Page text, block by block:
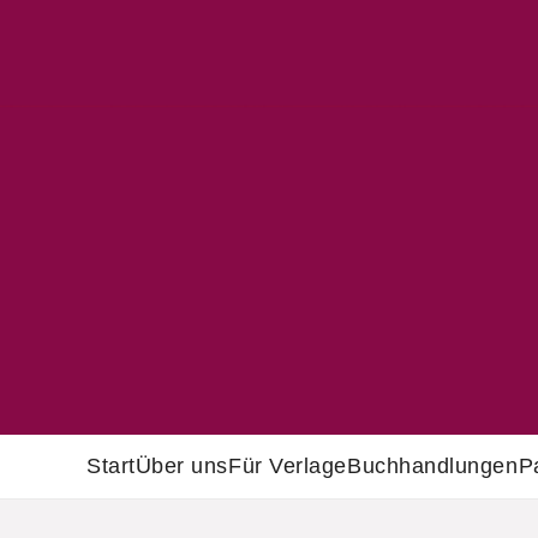
StartÜber unsFür VerlageBuchhandlungen